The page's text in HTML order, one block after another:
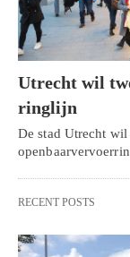
Utrecht wil
ringlijn
De stad Utrecht wil
RECENT POSTS